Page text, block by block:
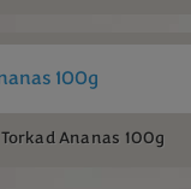
Torkad Ananas 100g